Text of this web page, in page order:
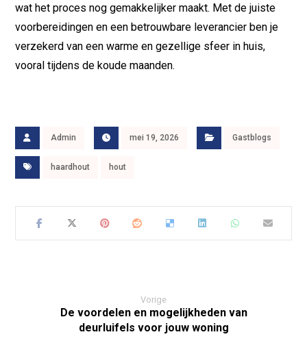
wat het proces nog gemakkelijker maakt. Met de juiste
voorbereidingen en een betrouwbare leverancier ben je
verzekerd van een warme en gezellige sfeer in huis,
vooral tijdens de koude maanden.
Admin mei 19, 2026 Gastblogs
haardhout hout
Vorige
De voordelen en mogelijkheden van
deurluifels voor jouw woning